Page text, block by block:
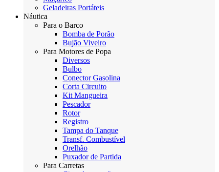
Geladeiras Portáteis
Náutica
Para o Barco
Bomba de Porão
Bujão Viveiro
Para Motores de Popa
Diversos
Bulbo
Conector Gasolina
Corta Circuito
Kit Mangueira
Pescador
Rotor
Registro
Tampa do Tanque
Transf. Combustível
Orelhão
Puxador de Partida
Para Carretas